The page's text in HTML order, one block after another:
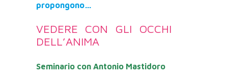
propongono…
VEDERE CON GLI OCCHI
DELL’ANIMA
Seminario con Antonio Mastidoro